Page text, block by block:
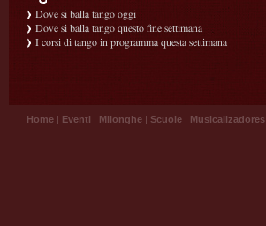
Dove si balla tango oggi
Dove si balla tango questo fine settimana
I corsi di tango in programma questa settimana
Home | Eventi | Milonghe | Scuole | Musicalizadores